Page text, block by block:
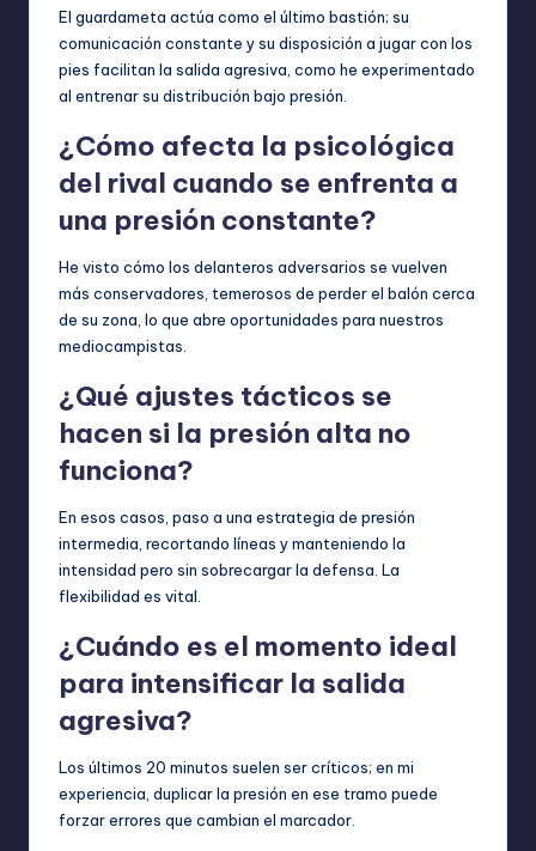
El guardameta actúa como el último bastión; su
comunicación constante y su disposición a jugar con los
pies facilitan la salida agresiva, como he experimentado
al entrenar su distribución bajo presión.
¿Cómo afecta la psicológica
del rival cuando se enfrenta a
una presión constante?
He visto cómo los delanteros adversarios se vuelven
más conservadores, temerosos de perder el balón cerca
de su zona, lo que abre oportunidades para nuestros
mediocampistas.
¿Qué ajustes tácticos se
hacen si la presión alta no
funciona?
En esos casos, paso a una estrategia de presión
intermedia, recortando líneas y manteniendo la
intensidad pero sin sobrecargar la defensa. La
flexibilidad es vital.
¿Cuándo es el momento ideal
para intensificar la salida
agresiva?
Los últimos 20 minutos suelen ser críticos; en mi
experiencia, duplicar la presión en ese tramo puede
forzar errores que cambian el marcador.